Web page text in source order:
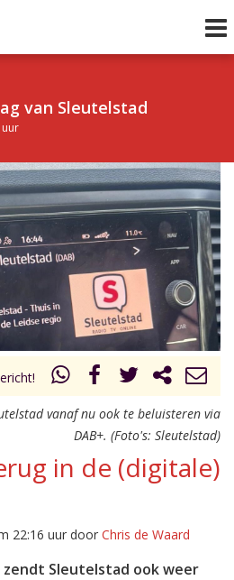
van Sleutelstad
uur
Keanu
uur 1 van 0 Volgend uur
vanaf nu ook te beluisteren via
DAB+. (Foto's: Sleutelstad)
in de (digitale)
22:16 uur door Chris de Waard
zendt Sleutelstad ook weer